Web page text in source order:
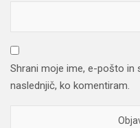
Shrani moje ime, e-pošto in
naslednjič, ko komentiram.